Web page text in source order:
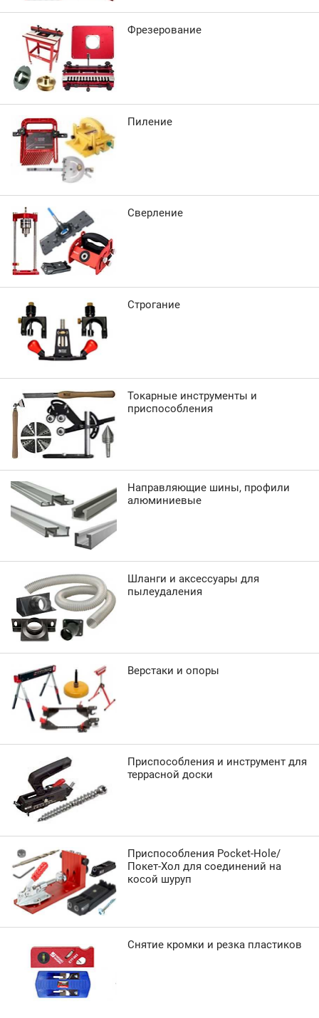
Фрезерование
Пиление
Сверление
Строгание
Токарные инструменты и
приспособления
Направляющие шины, профили
алюминиевые
Шланги и аксессуары для
пылеудаления
Верстаки и опоры
Приспособления и инструмент для
террасной доски
Приспособления Pocket-Hole/
Покет-Хол для соединений на
косой шуруп
Снятие кромки и резка пластиков